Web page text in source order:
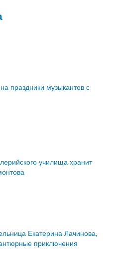
праздники музыкантов с
училища хранит
Екатерина Лачинова,
приключения